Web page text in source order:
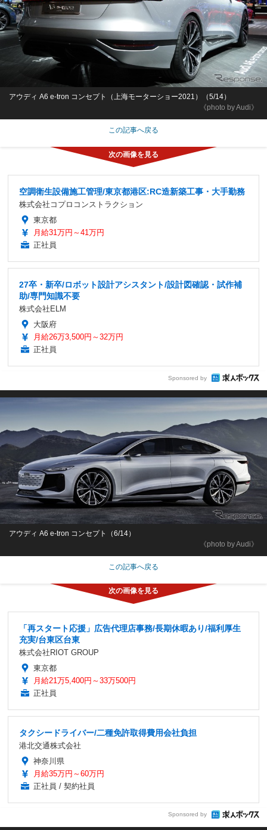
《photo by Audi》
アウディ A6 e-tron コンセプト（上海モーターショー2021）（5/14）
この記事へ戻る
空調衛生設備施工管理/東京都港区:RC造新築工事・大手勤務
株式会社コプロコンストラクション
東京都
月給31万円～41万円
正社員
27卒・新卒/ロボット設計アシスタント/設計図確認・試作補
助/専門知識不要
株式会社ELM
大阪府
月給26万3,500円～32万円
正社員
Sponsored by
《photo by Audi》
アウディ A6 e-tron コンセプト（6/14）
この記事へ戻る
「再スタート応援」広告代理店事務/長期休暇あり/福利厚生
充実/台東区台東
株式会社RIOT GROUP
東京都
月給21万5,400円～33万500円
正社員
タクシードライバー/二種免許取得費用会社負担
港北交通株式会社
神奈川県
月給35万円～60万円
正社員 / 契約社員
Sponsored by